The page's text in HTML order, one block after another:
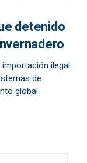
detenido
ilegal
de
global.